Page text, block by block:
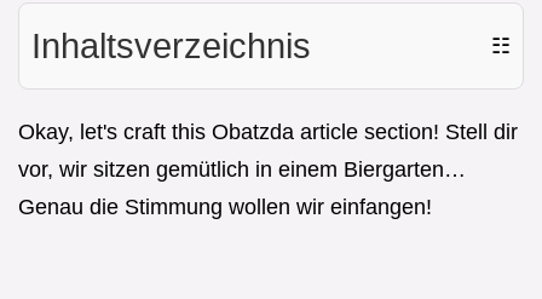
Inhaltsverzeichnis ☷
Okay, let's craft this Obatzda article section! Stell dir
vor, wir sitzen gemütlich in einem Biergarten…
Genau die Stimmung wollen wir einfangen!